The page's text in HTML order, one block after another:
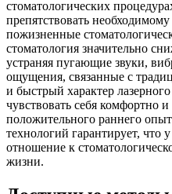
стоматологических
препятствовать
пожизненные
стоматология значительно
устраняя пугающие звуки,
ощущения, связанные с
и быстрый характер
чувствовать себя комфортно
положительного раннего
технологий гарантирует, что
отношение к
жизни.